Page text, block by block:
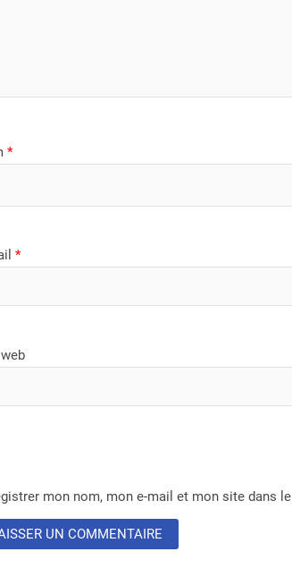
*
*
mon nom, mon e-mail et mon site dans